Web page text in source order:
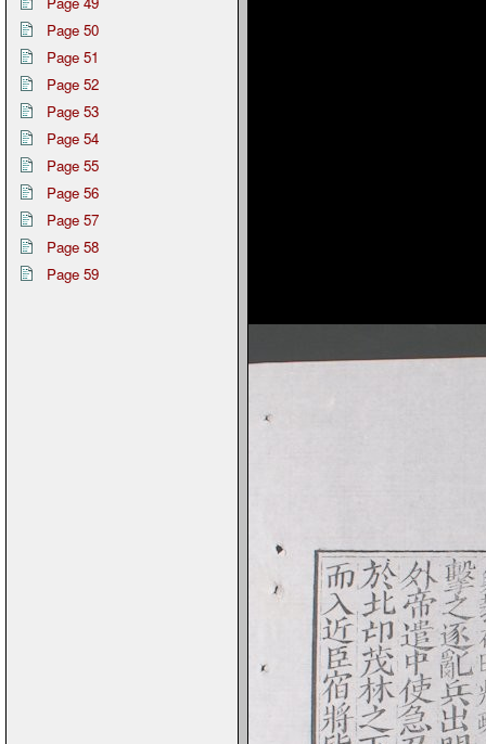
Page 50
Page 51
Page 52
Page 53
Page 54
Page 55
Page 56
Page 57
Page 58
Page 59